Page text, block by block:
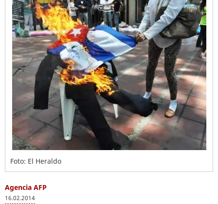
Foto: El Heraldo
Agencia AFP
16.02.2014